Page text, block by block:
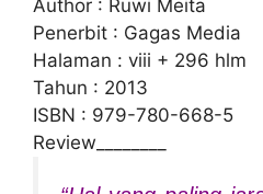
Author : Ruwi Meita
Penerbit : Gagas Media
Halaman : viii + 296 hlm
Tahun : 2013
ISBN : 979-780-668-5
Review________